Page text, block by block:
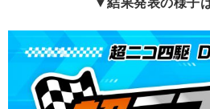
▼結果発表の様子